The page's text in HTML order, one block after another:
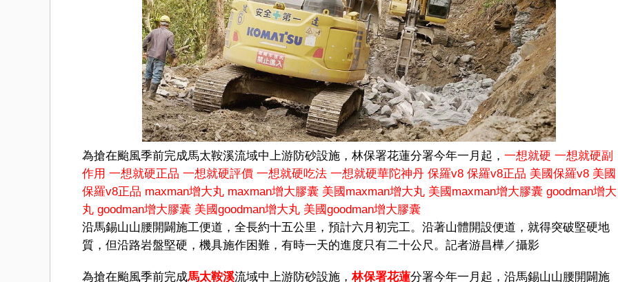
為搶在颱風季前完成馬太鞍溪流域中上游防砂設施，林保署花蓮分署今年一月起， 一想就硬 一想就硬副
作用 一想就硬正品 一想就硬評價 一想就硬吃法 一想就硬華陀神丹 保羅v8 保羅v8正品 美國保羅v8 美國
保羅v8正品 maxman增大丸 maxman增大膠囊 美國maxman增大丸 美國maxman增大膠囊 goodman增大
丸 goodman增大膠囊 美國goodman增大丸 美國goodman增大膠囊
沿馬錫山山腰開闢施工便道，全長約十五公里，預計六月初完工。沿著山體開設便道，就得突破堅硬地
質，但沿路岩盤堅硬，機具施作困難，有時一天的進度只有二十公尺。記者游昌樺／攝影
為搶在颱風季前完成馬太鞍溪流域中上游防砂設施，林保署花蓮分署今年一月起，沿馬錫山山腰開闢施